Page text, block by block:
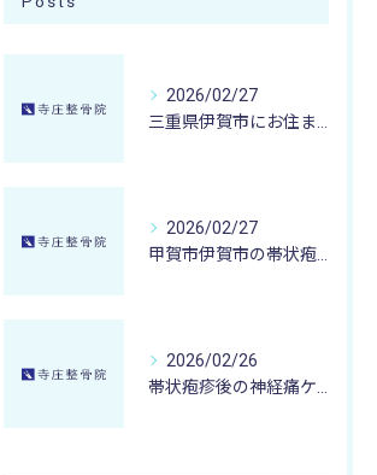
2026/02/27
2026/02/27
2026/02/26